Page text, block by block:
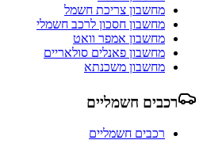
מחשבון צריכת חשמל
מחשבון חסכון לרכב חשמלי
מחשבון אמפר וואט
מחשבון פאנלים סולאריים
מחשבון משכנתא
רכבים חשמליים
רכבים חשמליים